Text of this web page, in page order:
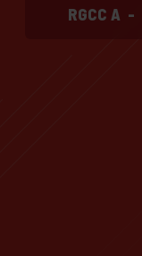
RGCC A -